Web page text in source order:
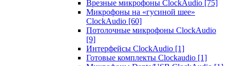
Врезные микрофоны ClockAudio [75]
Микрофоны на «гусиной шее»
ClockAudio [60]
Потолочные микрофоны ClockAudio
[9]
Интерфейсы ClockAudio [1]
Готовые комплекты Clockaudio [1]